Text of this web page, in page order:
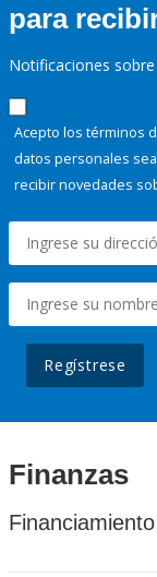
para
Notificaciones
Acepto los términos
datos personales
recibir novedades
Regístrese
Finanzas